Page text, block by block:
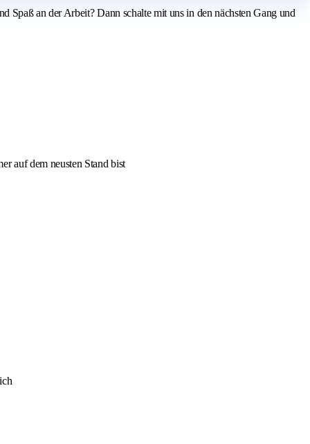
an der Arbeit? Dann schalte mit uns in den nächsten Gang und
auf dem neusten Stand bist